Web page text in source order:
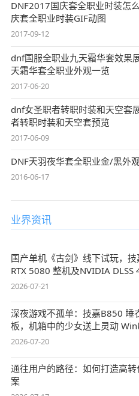
DNF2017国庆套全职业时装怎
庆套全职业时装GIF动图
2017-09-12
dnf国服全职业九天霜华套效果
天霜华套全职业外观一览
2017-06-20
dnf女圣职者转职时装和天空套
者转职时装和天空套预览
2017-06-09
DNF天羽夜华套全职业金/黑外
2016-06-17
业界资讯
国产单机《古剑》线下试玩，
RTX 5080 整机及NVIDIA DLSS
盛宴
2026-07-21
深夜游戏不孤单：技嘉B850 睡
板，机箱中的少女送上灵动
2026-07-20
通往用户的路径：如何打造高
案